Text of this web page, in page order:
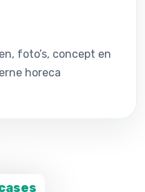
foto’s, concept en
horeca